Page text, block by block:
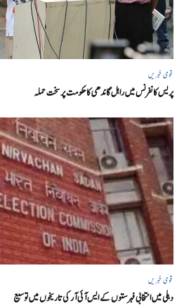
قومی خبریں
پریس کانفرنس میں راہل گاندھی کا حکومت پر سخت حملہ
قومی خبریں
دہلی میں انتخابی فہرستوں کے ایس آئی آر کی تاریخوں میں توسیع